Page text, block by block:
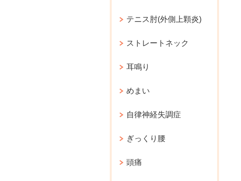
テニス肘(外側上顆炎)
ストレートネック
耳鳴り
めまい
自律神経失調症
ぎっくり腰
頭痛